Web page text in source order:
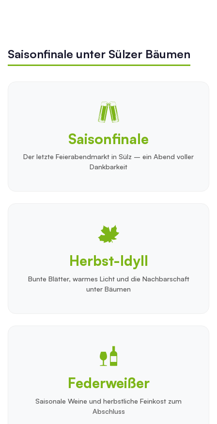
Saisonfinale unter Sülzer Bäumen
Saisonfinale
Der letzte Feierabendmarkt in Sülz – ein Abend voller
Dankbarkeit
Herbst-Idyll
Bunte Blätter, warmes Licht und die Nachbarschaft
unter Bäumen
Federweißer
Saisonale Weine und herbstliche Feinkost zum
Abschluss